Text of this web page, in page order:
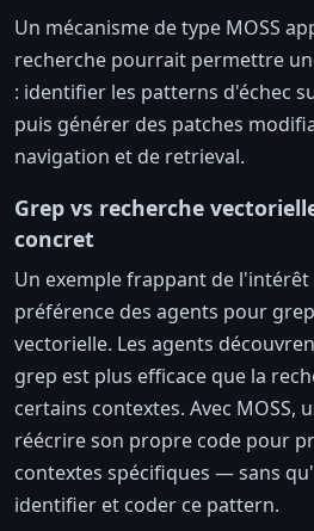
Un mécanisme de type MOSS
recherche pourrait permettre
: identifier les patterns d'échec
puis générer des patches
navigation et de retrieval.
Grep vs recherche
concret
Un exemple frappant de
préférence des agents pour
vectorielle. Les agents
grep est plus efficace que la
certains contextes. Avec MOSS,
réécrire son propre code pour
contextes spécifiques — sans
identifier et coder ce pattern.